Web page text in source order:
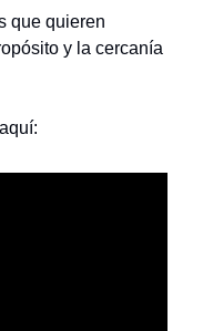
que quieren
y la cercanía